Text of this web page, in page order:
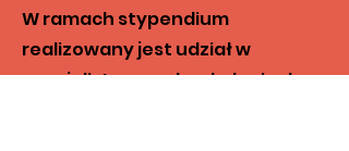
W ramach stypendium
realizowany jest udział w
specjalistycznych szkoleniach,